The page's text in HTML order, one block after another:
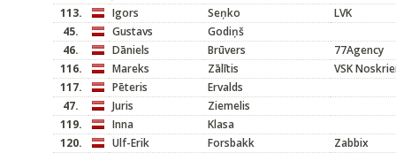
113.
Igors Seņko
LVK
45.
Gustavs
Godiņš
46.
Dāniels Brūvers
77Agency
116.
Mareks Zālītis
VSK
117.
Pēteris
Ervalds
47.
Juris
Ziemelis
119.
Inna
Klasa
120.
Ulf-Erik Forsbakk
Zabbix